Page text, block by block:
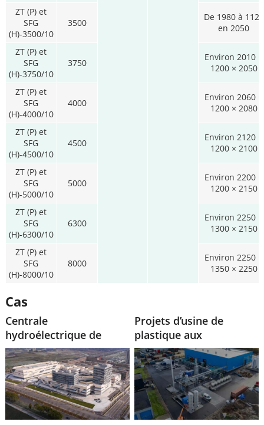
ZT (P) et
SFG
(H)-3500/10
3500
De 1980 à 1120
en 2050
ZT (P) et
SFG
(H)-3750/10
3750
Environ 2010 ×
1200 × 2050
ZT (P) et
SFG
(H)-4000/10
4000
Environ 2060 ×
1200 × 2080
ZT (P) et
SFG
(H)-4500/10
4500
Environ 2120 ×
1200 × 2100
ZT (P) et
SFG
(H)-5000/10
5000
Environ 2200 ×
1200 × 2150
ZT (P) et
SFG
(H)-6300/10
6300
Environ 2250 ×
1300 × 2150
ZT (P) et
SFG
(H)-8000/10
8000
Environ 2250 ×
1350 × 2250
Cas
Centrale
hydroélectrique de
HuaNeng ManWan
Projets d’usine de
plastique aux
Philippines